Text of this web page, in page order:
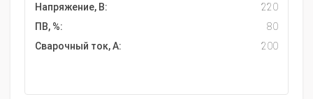
Напряжение, В:
220
ПВ, %:
80
Сварочный ток, А:
200